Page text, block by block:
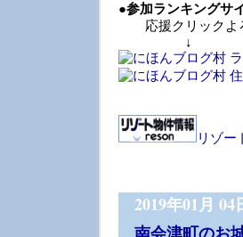
●参加ランキングサ
応援クリックよ
↓
リゾー
2019年01月 04